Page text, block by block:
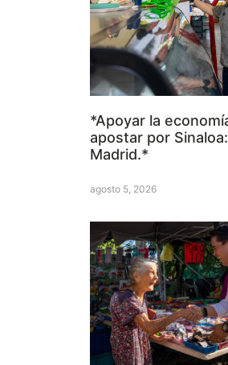
*Apoyar la
apostar por
Madrid.*
agosto 5, 2026